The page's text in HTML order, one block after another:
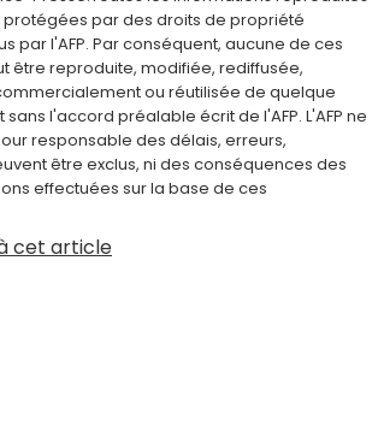
par des droits de propriété
par l'AFP. Par conséquent, aucune de ces
être reproduite, modifiée, rediffusée,
ou réutilisée de quelque
l'accord préalable écrit de l'AFP. L'AFP ne
responsable des délais, erreurs,
être exclus, ni des conséquences des
effectuées sur la base de ces
cet article